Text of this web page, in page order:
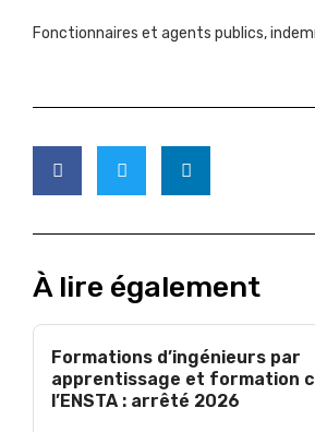
Fonctionnaires et agents publics,
À lire également
Formations d’ingénieurs par
apprentissage et formation
l’ENSTA : arrêté 2026